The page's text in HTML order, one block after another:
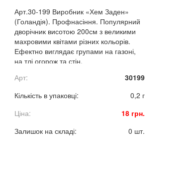
Арт.30-199 Виробник «Хем Заден»
(Голандія). Профнасіння. Популярний
дворічник висотою 200см з великими
махровими квітами різних кольорів.
Ефектно виглядає групами на газоні,
на тлі огорож та стін.
Арт:
30199
Кількість в упаковці:
0,2 г
Ціна:
18 грн.
Залишок на складі:
0 шт.